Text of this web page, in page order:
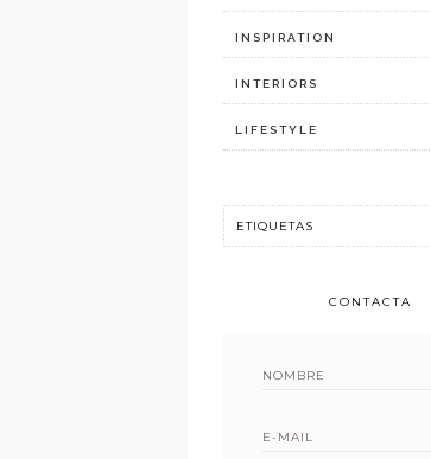
INSPIRATION
INTERIORS
LIFESTYLE
CONTACTA